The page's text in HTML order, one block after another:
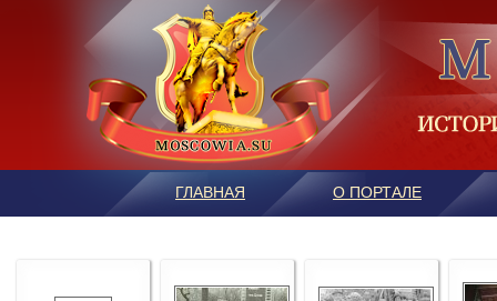
ГЛАВНАЯ О ПОРТАЛЕ